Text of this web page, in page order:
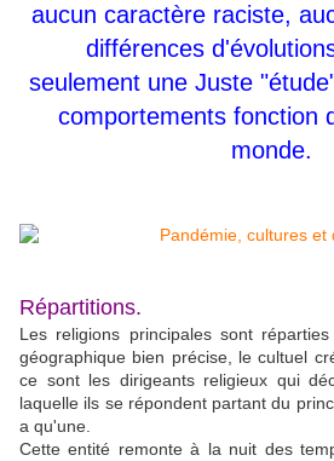
aucun caractère raciste,
différences
seulement une Juste
comportements fonction
monde.
Répartitions.
Les religions principales sont
géographique bien précise, le cultuel
ce sont les dirigeants religieux qui
laquelle ils se répondent partant du
a qu'une.
Cette entité remonte à la nuit des